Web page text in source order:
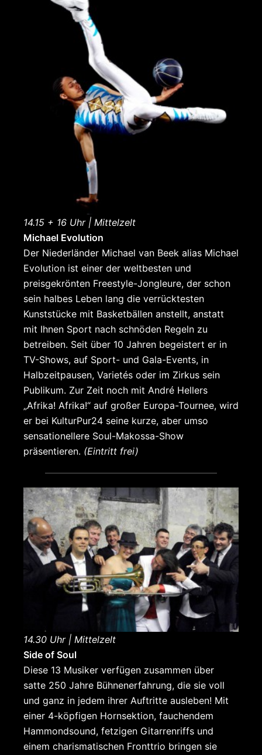
14.15 + 16 Uhr | Mittelzelt
Michael Evolution
Der Niederländer Michael van Beek alias Michael
Evolution ist einer der weltbesten und
preisgekrönten Freestyle-Jongleure, der schon
sein halbes Leben lang die verrücktesten
Kunststücke mit Basketbällen anstellt, anstatt
mit Ihnen Sport nach schnöden Regeln zu
betreiben. Seit über 10 Jahren begeistert er in
TV-Shows, auf Sport- und Gala-Events, in
Halbzeitpausen, Varietés oder im Zirkus sein
Publikum. Zur Zeit noch mit André Hellers
„Afrika! Afrika!“ auf großer Europa-Tournee, wird
er bei KulturPur24 seine kurze, aber umso
sensationellere Soul-Makossa-Show
präsentieren. (Eintritt frei)
14.30 Uhr | Mittelzelt
Side of Soul
Diese 13 Musiker verfügen zusammen über
satte 250 Jahre Bühnenerfahrung, die sie voll
und ganz in jedem ihrer Auftritte ausleben! Mit
einer 4-köpfigen Hornsektion, fauchendem
Hammondsound, fetzigen Gitarrenriffs und
einem charismatischen Fronttrio bringen sie